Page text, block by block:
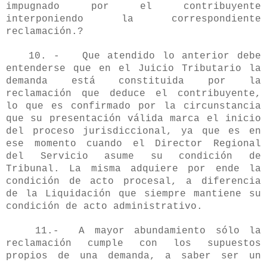
impugnado por el contribuyente
interponiendo la correspondiente
reclamación.?
10. - Que atendido lo anterior debe
entenderse que en el Juicio Tributario la
demanda está constituida por la
reclamación que deduce el contribuyente,
lo que es confirmado por la circunstancia
que su presentación válida marca el inicio
del proceso jurisdiccional, ya que es en
ese momento cuando el Director Regional
del Servicio asume su condición de
Tribunal. La misma adquiere por ende la
condición de acto procesal, a diferencia
de la Liquidación que siempre mantiene su
condición de acto administrativo.
11.- A mayor abundamiento sólo la
reclamación cumple con los supuestos
propios de una demanda, a saber ser un